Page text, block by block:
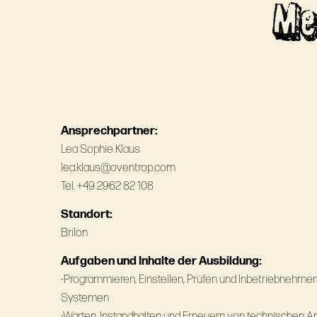
Ansprechpartner:
Lea Sophie Klaus
lea.klaus@oventrop.com
Tel. +49 2962 82 108
Standort:
Brilon
Aufgaben und Inhalte der Ausbildung:
-Programmieren, Einstellen, Prüfen und
Systemen